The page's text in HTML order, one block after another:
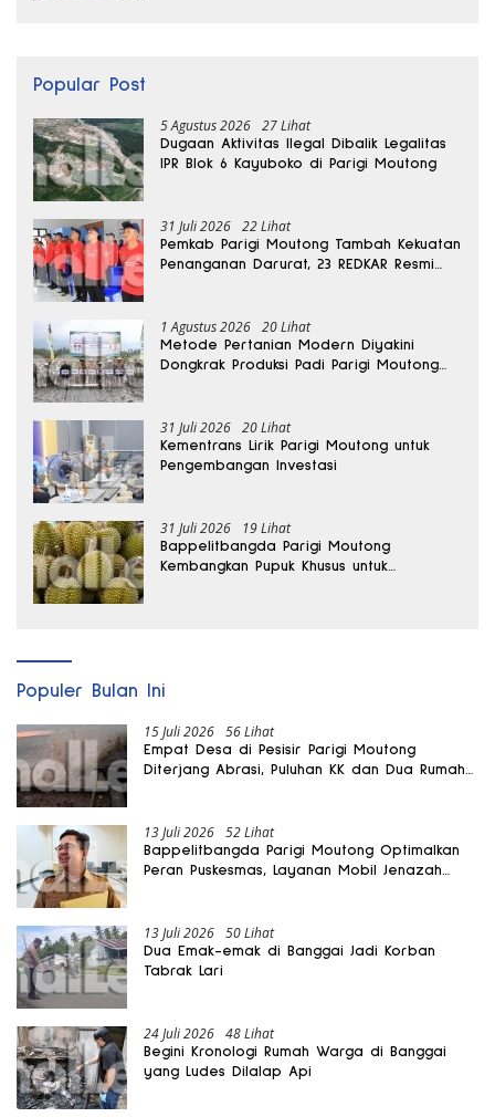
Popular Post
5 Agustus 2026 27 Lihat
Dugaan Aktivitas Ilegal Dibalik Legalitas
IPR Blok 6 Kayuboko di Parigi Moutong
31 Juli 2026 22 Lihat
Pemkab Parigi Moutong Tambah Kekuatan
Penanganan Darurat, 23 REDKAR Resmi
1 Agustus 2026 20 Lihat
Metode Pertanian Modern Diyakini
Dongkrak Produksi Padi Parigi Moutong
31 Juli 2026 20 Lihat
Kementrans Lirik Parigi Moutong untuk
Pengembangan Investasi
31 Juli 2026 19 Lihat
Bappelitbangda Parigi Moutong
Kembangkan Pupuk Khusus untuk
Populer Bulan Ini
15 Juli 2026 56 Lihat
Empat Desa di Pesisir Parigi Moutong
Diterjang Abrasi, Puluhan KK dan Dua Rumah
13 Juli 2026 52 Lihat
Bappelitbangda Parigi Moutong Optimalkan
Peran Puskesmas, Layanan Mobil Jenazah
13 Juli 2026 50 Lihat
Dua Emak-emak di Banggai Jadi Korban
Tabrak Lari
24 Juli 2026 48 Lihat
Begini Kronologi Rumah Warga di Banggai
yang Ludes Dilalap Api